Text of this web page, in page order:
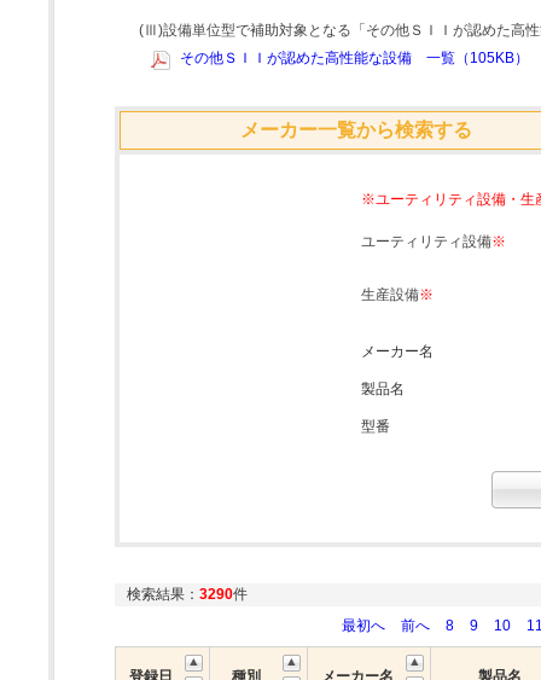
(Ⅲ)設備単位型で補助対象となる「その他ＳＩＩが認めた高
その他ＳＩＩが認めた高性能な設備 一覧（105KB）
メーカー一覧から検索する
※ユーティリティ設備・生
ユーティリティ設備※
生産設備※
メーカー名
製品名
型番
検索結果： 3290件
最初へ
前へ 8 9 10
登録日 種別 メーカー名 製品名